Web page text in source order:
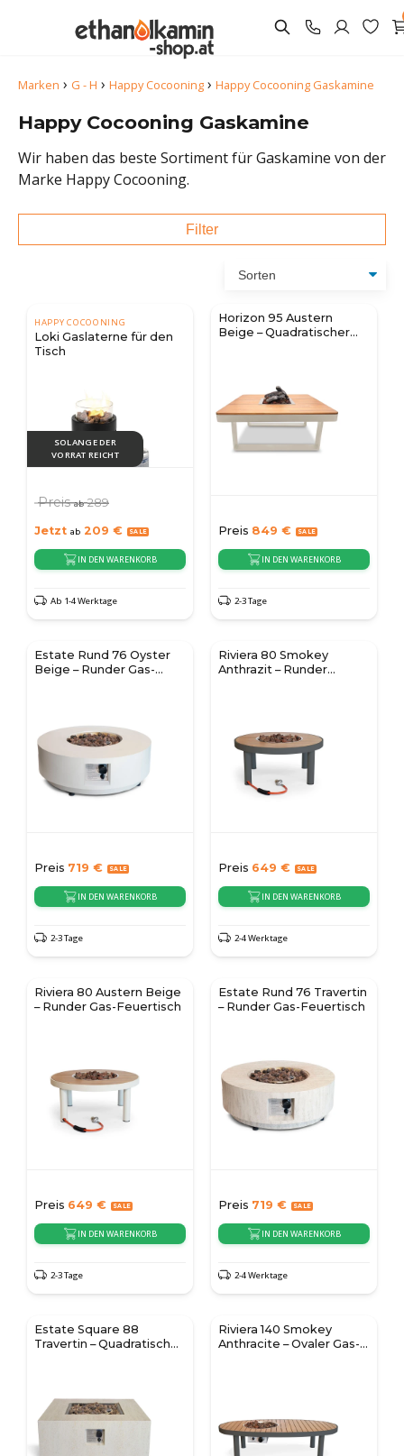
Marken › G - H › Happy Cocooning › Happy Cocooning Gaskamine
Happy Cocooning Gaskamine
Wir haben das beste Sortiment für Gaskamine von der
Marke Happy Cocooning.
Filter
HAPPY COCOONING
Loki Gaslaterne für den
Tisch
SOLANGE DER
VORRAT REICHT
Preisab 289
Jetzt ab 209 €
IN DEN WARENKORB
Ab 1-4 Werktage
Horizon 95 Austern
Beige – Quadratischer
Preis 849 €
IN DEN WARENKORB
2-3 Tage
Estate Rund 76 Oyster
Beige – Runder Gas-
Preis 719 €
IN DEN WARENKORB
2-3 Tage
Riviera 80 Smokey
Anthrazit – Runder
Preis 649 €
IN DEN WARENKORB
2-4 Werktage
Riviera 80 Austern Beige
– Runder Gas-Feuertisch
Preis 649 €
IN DEN WARENKORB
2-3 Tage
Estate Rund 76 Travertin
– Runder Gas-Feuertisch
Preis 719 €
IN DEN WARENKORB
2-4 Werktage
Estate Square 88
Travertin – Quadratischer
Riviera 140 Smokey
Anthracite – Ovaler Gas-